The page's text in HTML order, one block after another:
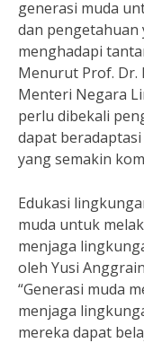
generasi muda
dan pengetahuan
menghadapi
Menurut Prof. Dr.
Menteri Negara
perlu dibekali
dapat
yang semakin
Edukasi
muda untuk
menjaga
oleh Yusi
“Generasi muda
menjaga
mereka dapat